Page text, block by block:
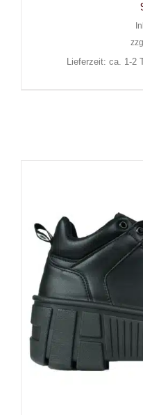
Lieferzeit: ca. 1-2